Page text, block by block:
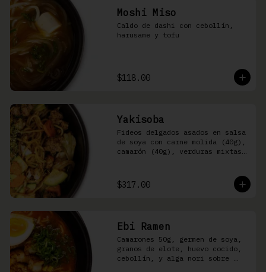
Moshi Miso
Caldo de dashi con cebollín,
harusame y tofu
$118.00
Yakisoba
Fideos delgados asados en salsa
de soya con carne molida (40g),
camarón (40g), verduras mixtas
$317.00
Ebi Ramen
Camarones 50g, germen de soya,
granos de elote, huevo cocido,
cebollín, y alga nori sobre